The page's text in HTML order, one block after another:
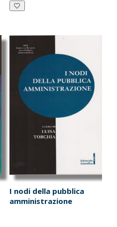
I nodi della pubblica
amministrazione